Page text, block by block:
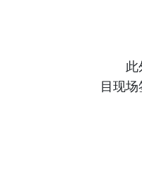
此外
目现